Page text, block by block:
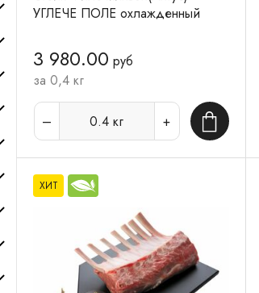
УГЛЕЧЕ ПОЛЕ охлажденный
3 980.00 руб
за 0,4 кг
0.4 кг В корзину
ХИТ